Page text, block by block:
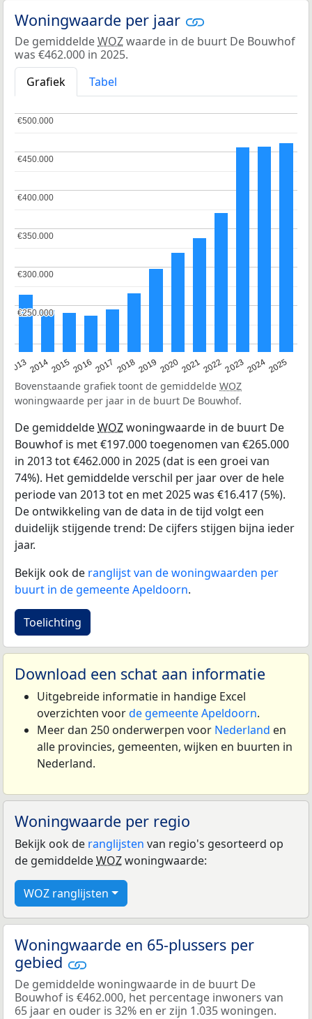
Woningwaarde per jaar
De gemiddeldeWOZwaarde in de buurt De Bouwhof
was €462.000 in 2025.
Grafiek
Tabel
20132014201520162017 20182019 202020212022202320242025
€250.000
€250.000
€300.000
€300.000
€350.000
€350.000
€400.000
€400.000
€450.000
€450.000
€500.000
€500.000
Bovenstaande grafiek toont de gemiddelde WOZ
woningwaarde per jaar in de buurt De Bouwhof.
De gemiddeldeWOZwoningwaarde in de buurt De
Bouwhof is met €197.000 toegenomen van €265.000
in 2013 tot €462.000 in 2025 (dat is een groei van
74%). Het gemiddelde verschil per jaar over de hele
periode van 2013 tot en met 2025 was €16.417 (5%).
De ontwikkeling van de data in de tijd volgt een
duidelijk stijgende trend: De cijfers stijgen bijna ieder
jaar.
Bekijk ook de ranglijst van de woningwaarden per
buurt in de gemeente Apeldoorn.
Toelichting
Download een schat aan informatie
Uitgebreide informatie in handige Excel
overzichten voorde gemeente Apeldoorn.
Meer dan 250 onderwerpen voor Nederland en
alle provincies, gemeenten, wijken en buurten in
Nederland.
Woningwaarde per regio
Bekijk ook de ranglijsten van regio's gesorteerd op
de gemiddeldeWOZwoningwaarde:
WOZ ranglijsten
Woningwaarde en 65-plussers per
gebied
De gemiddelde woningwaarde in de buurt De
Bouwhof is €462.000, het percentage inwoners van
65 jaar en ouder is 32% en er zijn 1.035 woningen.